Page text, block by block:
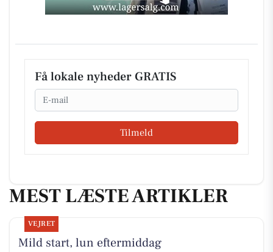
Få lokale nyheder GRATIS
Email
Tilmeld
MEST LÆSTE ARTIKLER
VEJRET
Mild start, lun eftermiddag